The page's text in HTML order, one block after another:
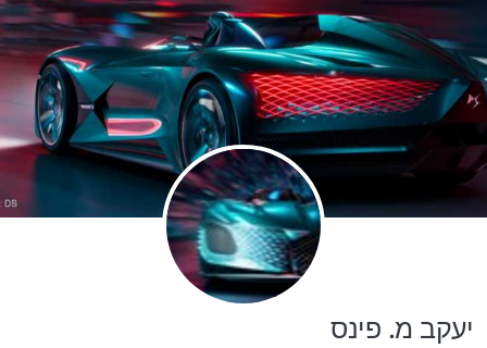
דילוג לתוכן
יעקב מ. פינס